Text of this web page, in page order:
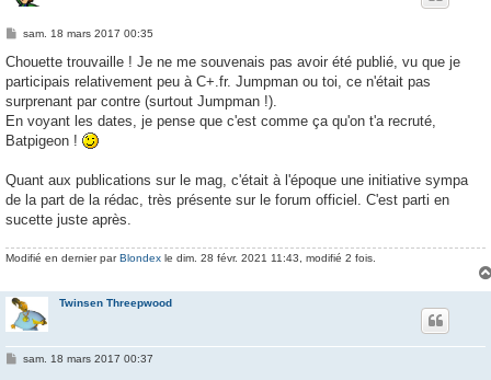
M
s
a
g
sam. 18 mars 2017 00:35
Chouette trouvaille ! Je ne me souvenais pas avoir été publié, vu que je
participais relativement peu à C+.fr. Jumpman ou toi, ce n'était pas
surprenant par contre (surtout Jumpman !).
En voyant les dates, je pense que c'est comme ça qu'on t'a recruté,
Batpigeon !
Quant aux publications sur le mag, c'était à l'époque une initiative sympa
de la part de la rédac, très présente sur le forum officiel. C'est parti en
sucette juste après.
Modifié en dernier parBlondex le dim. 28 févr. 2021 11:43, modifié 2 fois.
Twinsen Threepwood
Msam. 18 mars 2017 00:37